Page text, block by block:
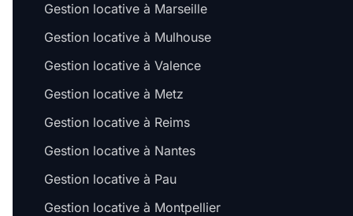
Gestion locative à Marseille
Gestion locative à Mulhouse
Gestion locative à Valence
Gestion locative à Metz
Gestion locative à Reims
Gestion locative à Nantes
Gestion locative à Pau
Gestion locative à Montpellier